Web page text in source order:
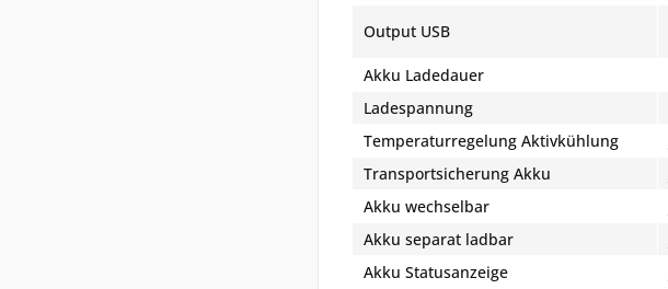
Output USB
Akku Ladedauer
Ladespannung
Temperaturregelung Aktivkühlung
Transportsicherung Akku
Akku wechselbar
Akku separat ladbar
Akku Statusanzeige